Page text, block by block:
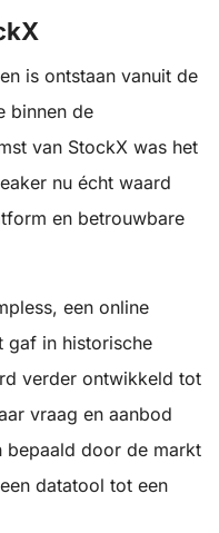
is ontstaan vanuit de
binnen de
van StockX was het
nu écht waard
en betrouwbare
een online
gaf in historische
verder ontwikkeld tot
vraag en aanbod
bepaald door de markt
datatool tot een